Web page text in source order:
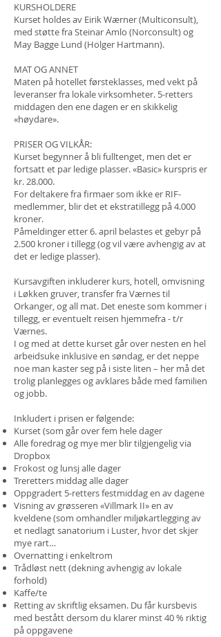
KURSHOLDERE
Kurset holdes av Eirik Wærner (Multiconsult),
med støtte fra Steinar Amlo (Norconsult) og
May Bagge Lund (Holger Hartmann).
MAT OG ANNET
Maten på hotellet førsteklasses, med vekt på
leveranser fra lokale virksomheter. 5-retters
middagen den ene dagen er en skikkelig
«høydare».
PRISER OG VILKÅR:
Kurset begynner å bli fulltenget, men det er
fortsatt et par ledige plasser. «Basic» kurspris er
kr. 28.000.
For deltakere fra firmaer som ikke er RIF-
medlemmer, blir det et ekstratillegg på 4.000
kroner.
Påmeldinger etter 6. april belastes et gebyr på
2.500 kroner i tillegg (og vil være avhengig av at
det er ledige plasser).
Kursavgiften inkluderer kurs, hotell, omvisning
i Løkken gruver, transfer fra Værnes til
Orkanger, og all mat. Det eneste som kommer i
tillegg, er eventuelt reisen hjemmefra - t/r
Værnes.
I og med at dette kurset går over nesten en hel
arbeidsuke inklusive en søndag, er det neppe
noe man kaster seg på i siste liten – her må det
trolig planlegges og avklares både med familien
og jobb.
Inkludert i prisen er følgende:
Kurset (som går over fem hele dager
Alle foredrag og mye mer blir tilgjengelig via
Dropbox
Frokost og lunsj alle dager
Treretters middag alle dager
Oppgradert 5-retters festmiddag en av dagene
Visning av grøsseren «Villmark II» en av
kveldene (som omhandler miljøkartlegging av
et nedlagt sanatorium i Luster, hvor det skjer
mye rart…
Overnatting i enkeltrom
Trådløst nett (dekning avhengig av lokale
forhold)
Kaffe/te
Retting av skriftlig eksamen. Du får kursbevis
med bestått dersom du klarer minst 40 % riktig
på oppgavene